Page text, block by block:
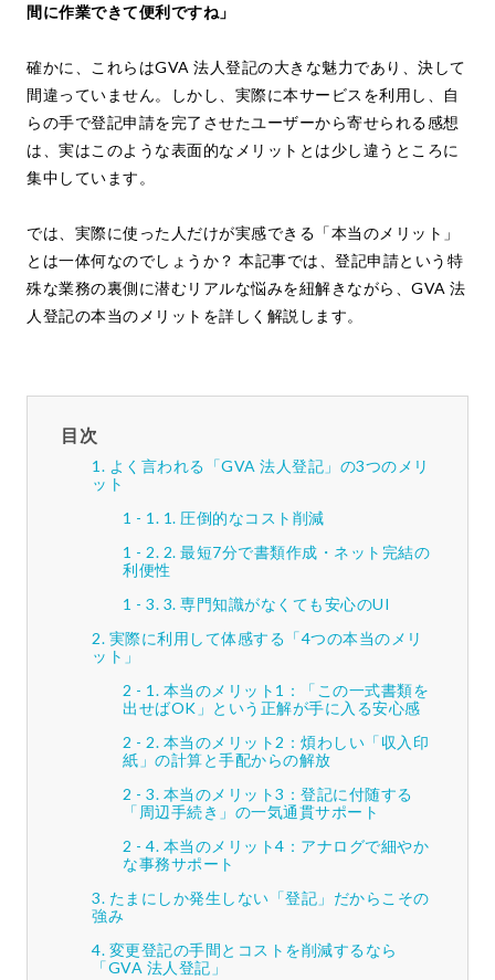
間に作業できて便利ですね」
確かに、これらはGVA 法人登記の大きな魅力であり、決して
間違っていません。しかし、実際に本サービスを利用し、自
らの手で登記申請を完了させたユーザーから寄せられる感想
は、実はこのような表面的なメリットとは少し違うところに
集中しています。
では、実際に使った人だけが実感できる「本当のメリット」
とは一体何なのでしょうか？ 本記事では、登記申請という特
殊な業務の裏側に潜むリアルな悩みを紐解きながら、GVA 法
人登記の本当のメリットを詳しく解説します。
目次
よく言われる「GVA 法人登記」の3つのメリ
ット
1. 圧倒的なコスト削減
2. 最短7分で書類作成・ネット完結の
利便性
3. 専門知識がなくても安心のUI
実際に利用して体感する「4つの本当のメリ
ット」
本当のメリット1：「この一式書類を
出せばOK」という正解が手に入る安心感
本当のメリット2：煩わしい「収入印
紙」の計算と手配からの解放
本当のメリット3：登記に付随する
「周辺手続き」の一気通貫サポート
本当のメリット4：アナログで細やか
な事務サポート
たまにしか発生しない「登記」だからこその
強み
変更登記の手間とコストを削減するなら
「GVA 法人登記」